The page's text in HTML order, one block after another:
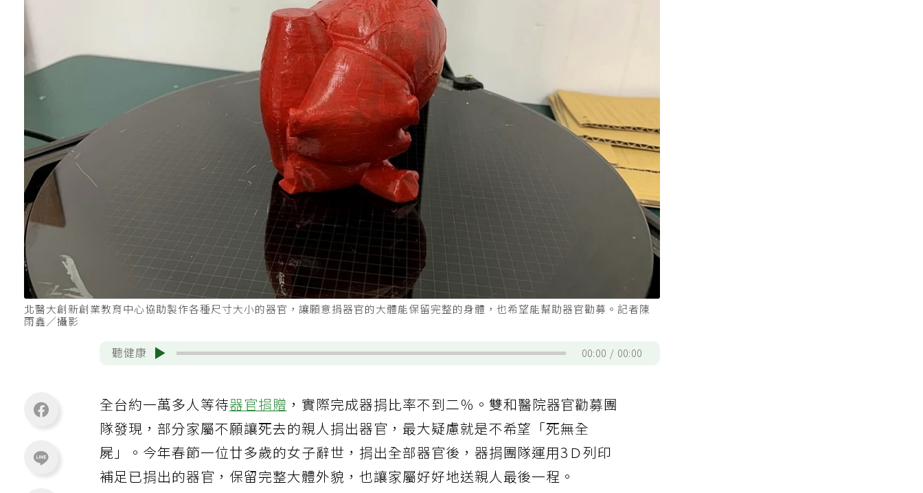
北醫大創新創業教育中心協助製作各種尺寸大小的器官，讓願意捐器官的大體能保留完整的身體，也希望能幫助器官勸募。記者陳
雨鑫／攝影
聽健康 00:00 00:00
全台約一萬多人等待器官捐贈 ，實際完成器捐比率不到二％。雙和醫院器官勸募團
隊發現，部分家屬不願讓死去的親人捐出器官，最大疑慮就是不希望「死無全
屍」。今年春節一位廿多歲的女子辭世，捐出全部器官後，器捐團隊運用3Ｄ列印
補足已捐出的器官，保留完整大體外貌，也讓家屬好好地送親人最後一程。